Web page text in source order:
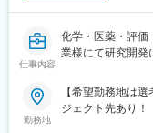
仕事内容
化学・医薬・評価
業様にて研究開発
勤務地
【希望勤務地は
ジェクト先あり